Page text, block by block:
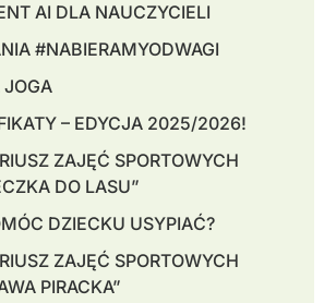
AI DLA NAUCZYCIELI
#NABIERAMYODWAGI
JOGA
– EDYCJA 2025/2026!
ZAJĘĆ SPORTOWYCH
DO LASU”
DZIECKU USYPIAĆ?
ZAJĘĆ SPORTOWYCH
PIRACKA”